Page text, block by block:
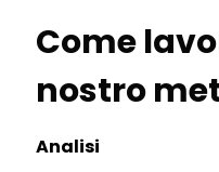
Come
nostro
Analisi